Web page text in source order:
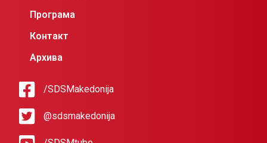
Програма
Контакт
Архива
/SDSMakedonija
@sdsmakedonija